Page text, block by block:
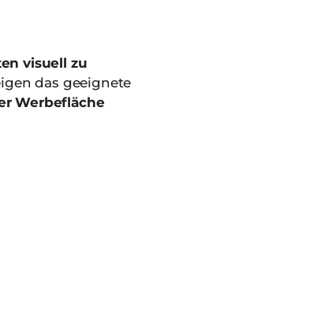
visuell zu
das geeignete
Werbefläche